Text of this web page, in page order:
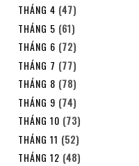
THÁNG 4 (47)
THÁNG 5 (61)
THÁNG 6 (72)
THÁNG 7 (77)
THÁNG 8 (78)
THÁNG 9 (74)
THÁNG 10 (73)
THÁNG 11 (52)
THÁNG 12 (48)